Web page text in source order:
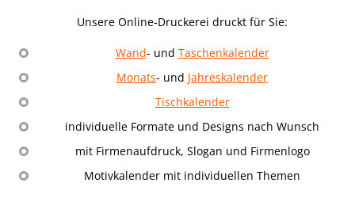
Unsere Online-Druckerei druckt für Sie:
Wand- und Taschenkalender
Monats- und Jahreskalender
Tischkalender
individuelle Formate und Designs nach Wunsch
mit Firmenaufdruck, Slogan und Firmenlogo
Motivkalender mit individuellen Themen